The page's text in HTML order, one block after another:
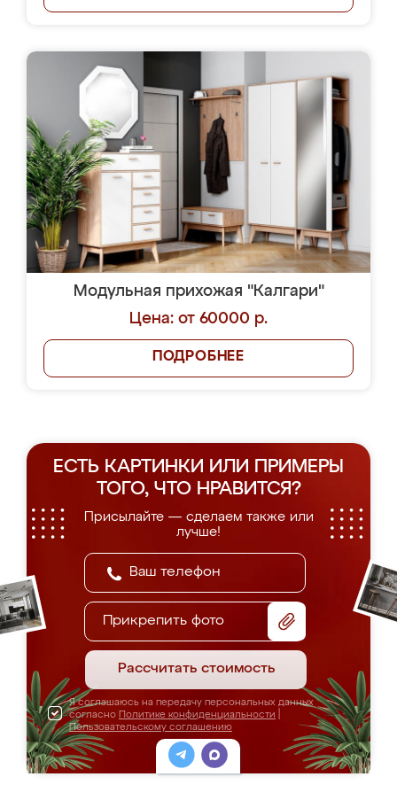
Модульная прихожая "Калгари"
Цена: от 60000 р.
ПОДРОБНЕЕ
ЕСТЬ КАРТИНКИ ИЛИ ПРИМЕРЫ
ТОГО, ЧТО НРАВИТСЯ?
Присылайте — сделаем также или
лучше!
Прикрепить фото
Рассчитать стоимость
Я соглашаюсь на передачу персональных данных
согласно Политике конфиденциальности
Пользовательскому соглашению